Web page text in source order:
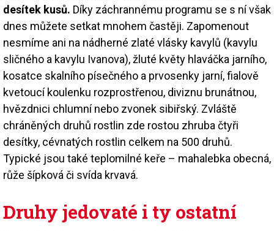
desítek kusů. Díky záchrannému programu se s ní však
dnes můžete setkat mnohem častěji. Zapomenout
nesmíme ani na nádherné zlaté vlásky kavylů (kavylu
sličného a kavylu Ivanova), žluté květy hlaváčka jarního,
kosatce skalního písečného a prvosenky jarní, fialově
kvetoucí koulenku rozprostřenou, diviznu brunátnou,
hvězdnici chlumní nebo zvonek sibiřský. Zvláště
chráněných druhů rostlin zde rostou zhruba čtyři
desítky, cévnatých rostlin celkem na 500 druhů.
Typické jsou také teplomilné keře – mahalebka obecná,
růže šípková či svída krvavá.
Druhy jedovaté i ty ostatní